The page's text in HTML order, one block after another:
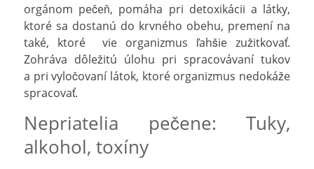
orgánom pečeň, pomáha pri detoxikácii a látky,
ktoré sa dostanú do krvného obehu, premení na
také, ktoré vie organizmus ľahšie zužitkovať.
Zohráva dôležitú úlohu pri spracovávaní tukov
a pri vyločovaní látok, ktoré organizmus nedokáže
spracovať.
Nepriatelia pečene: Tuky,
alkohol, toxíny